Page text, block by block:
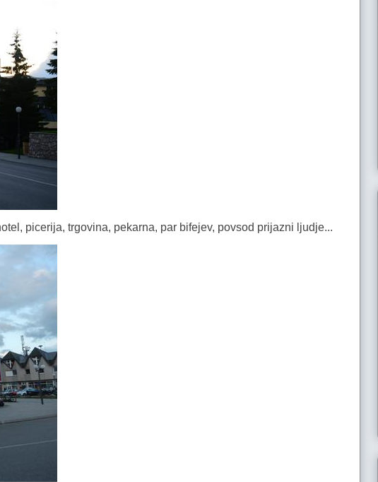
picerija, trgovina, pekarna, par bifejev, povsod prijazni ljudje...